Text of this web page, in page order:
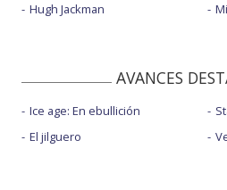
Hugh Jackman
AVANCES
Ice age: En ebullición
El jilguero